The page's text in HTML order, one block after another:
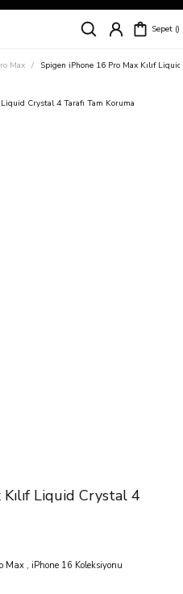
Fiyatlar
Sepet
Max Spigen iPhone 16 Pro Max Kılıf
Liquid Crystal 4
Max , iPhone 16 Koleksiyonu